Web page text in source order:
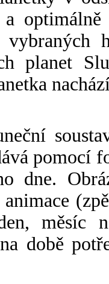
planet
pomocí
dne.
měsíc
době